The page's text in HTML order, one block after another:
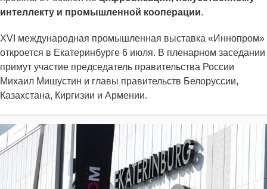
интеллекту и промышленной кооперации.
XVI международная промышленная выставка «Иннопром»
откроется в Екатеринбурге 6 июля. В пленарном заседании
примут участие председатель правительства России
Михаил Мишустин и главы правительств Белоруссии,
Казахстана, Киргизии и Армении.